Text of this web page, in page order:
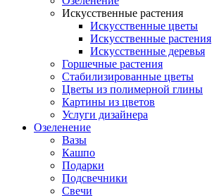
Искусственные растения
Искусственные цветы
Искусственные растения
Искусственные деревья
Горшечные растения
Стабилизированные цветы
Цветы из полимерной глины
Картины из цветов
Услуги дизайнера
Озеленение
Вазы
Кашпо
Подарки
Подсвечники
Свечи